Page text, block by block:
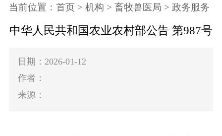
当前位置： 首页 > 机构 > 畜牧兽医局 > 政务服务
中华人民共和国农业农村部公告 第987号
日期：2026-01-12
作者：
来源：